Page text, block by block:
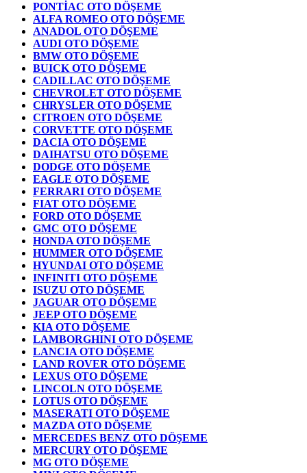
PONTİAC OTO DÖŞEME
ALFA ROMEO OTO DÖŞEME
ANADOL OTO DÖŞEME
AUDI OTO DÖŞEME
BMW OTO DÖŞEME
BUICK OTO DÖŞEME
CADILLAC OTO DÖŞEME
CHEVROLET OTO DÖŞEME
CHRYSLER OTO DÖŞEME
CITROEN OTO DÖŞEME
CORVETTE OTO DÖŞEME
DACIA OTO DÖŞEME
DAIHATSU OTO DÖŞEME
DODGE OTO DÖŞEME
EAGLE OTO DÖŞEME
FERRARI OTO DÖŞEME
FIAT OTO DÖŞEME
FORD OTO DÖŞEME
GMC OTO DÖŞEME
HONDA OTO DÖŞEME
HUMMER OTO DÖŞEME
HYUNDAI OTO DÖŞEME
INFINITI OTO DÖŞEME
ISUZU OTO DÖŞEME
JAGUAR OTO DÖŞEME
JEEP OTO DÖŞEME
KIA OTO DÖŞEME
LAMBORGHINI OTO DÖŞEME
LANCIA OTO DÖŞEME
LAND ROVER OTO DÖŞEME
LEXUS OTO DÖŞEME
LINCOLN OTO DÖŞEME
LOTUS OTO DÖŞEME
MASERATI OTO DÖŞEME
MAZDA OTO DÖŞEME
MERCEDES BENZ OTO DÖŞEME
MERCURY OTO DÖŞEME
MG OTO DÖŞEME